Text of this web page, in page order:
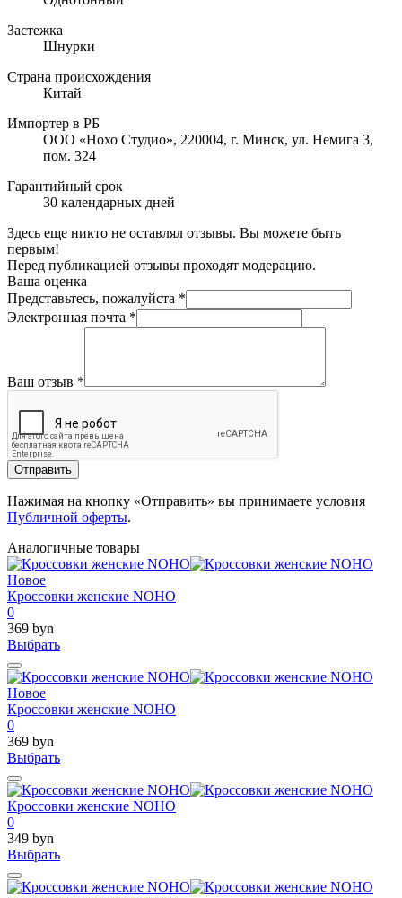
Застежка
Шнурки
Страна происхождения
Китай
Импортер в РБ
ООО «Нохо Студио», 220004, г. Минск, ул. Немига 3,
пом. 324
Гарантийный срок
30 календарных дней
Здесь еще никто не оставлял отзывы. Вы можете быть
первым!
Перед публикацией отзывы проходят модерацию.
Ваша оценка
Представьтесь, пожалуйста *
Электронная почта *
Ваш отзыв *
Отправить
Нажимая на кнопку «Отправить» вы принимаете условия
Публичной оферты.
Аналогичные товары
Новое
Кроссовки женские NOHO
0
369 byn
Выбрать
Новое
Кроссовки женские NOHO
0
369 byn
Выбрать
Кроссовки женские NOHO
0
349 byn
Выбрать